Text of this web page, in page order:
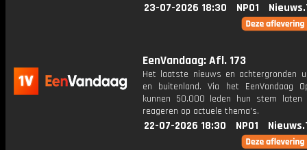
23-07-2026 18:30 NPO1
EenVandaag: Afl. 173
Het laatste nieuws en achtergronden
en buitenland. Via het EenVandaag
kunnen 50.000 leden hun stem laten
reageren op actuele thema's.
22-07-2026 18:30 NPO1